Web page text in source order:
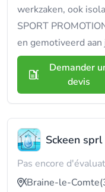
werkzaken, ook
SPORT
en gemotiveerd
Demander
devis
Sckeen sprl
Pas encore
Braine-le-Comte